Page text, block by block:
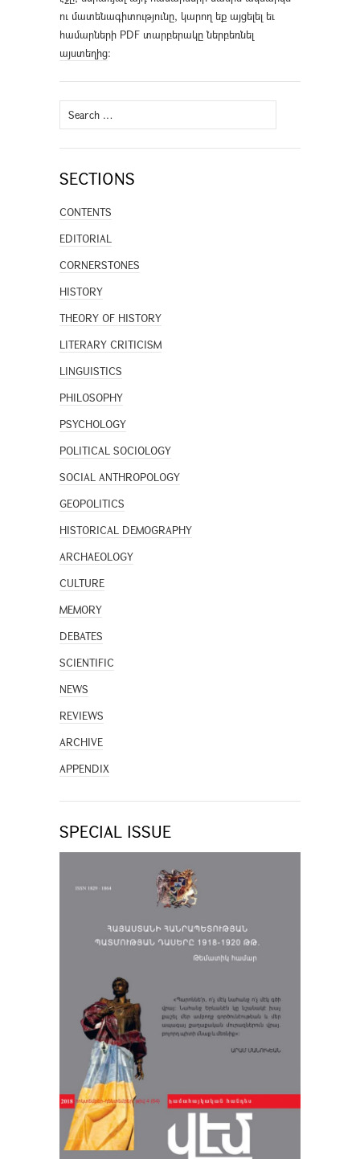
ու մատենագիտությունը, կարող եք այցելել եւ
համարների PDF տարբերակը ներբեռնել
այստեղից։
Search
for:
SECTIONS
CONTENTS
EDITORIAL
CORNERSTONES
HISTORY
THEORY OF HISTORY
LITERARY CRITICISM
LINGUISTICS
PHILOSOPHY
PSYCHOLOGY
POLITICAL SOCIOLOGY
SOCIAL ANTHROPOLOGY
GEOPOLITICS
HISTORICAL DEMOGRAPHY
ARCHAEOLOGY
CULTURE
MEMORY
DEBATES
SCIENTIFIC
NEWS
REVIEWS
ARCHIVE
APPENDIX
SPECIAL ISSUE